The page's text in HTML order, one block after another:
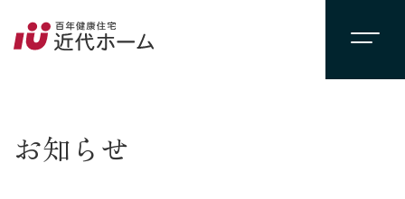
お知らせ